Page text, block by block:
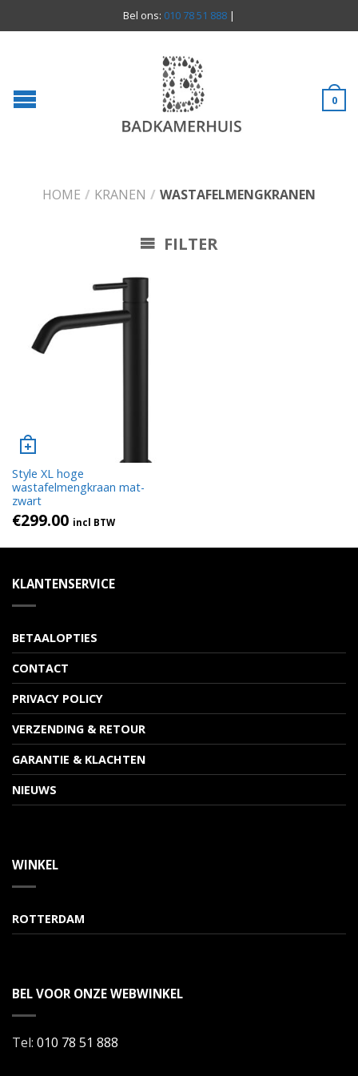
Bel ons: 010 78 51 888 |
0
HOME / KRANEN / WASTAFELMENGKRANEN
FILTER
Style XL hoge
wastafelmengkraan mat-
zwart
€299.00 incl BTW
KLANTENSERVICE
BETAALOPTIES
CONTACT
PRIVACY POLICY
VERZENDING & RETOUR
GARANTIE & KLACHTEN
NIEUWS
WINKEL
ROTTERDAM
BEL VOOR ONZE WEBWINKEL
Tel: 010 78 51 888